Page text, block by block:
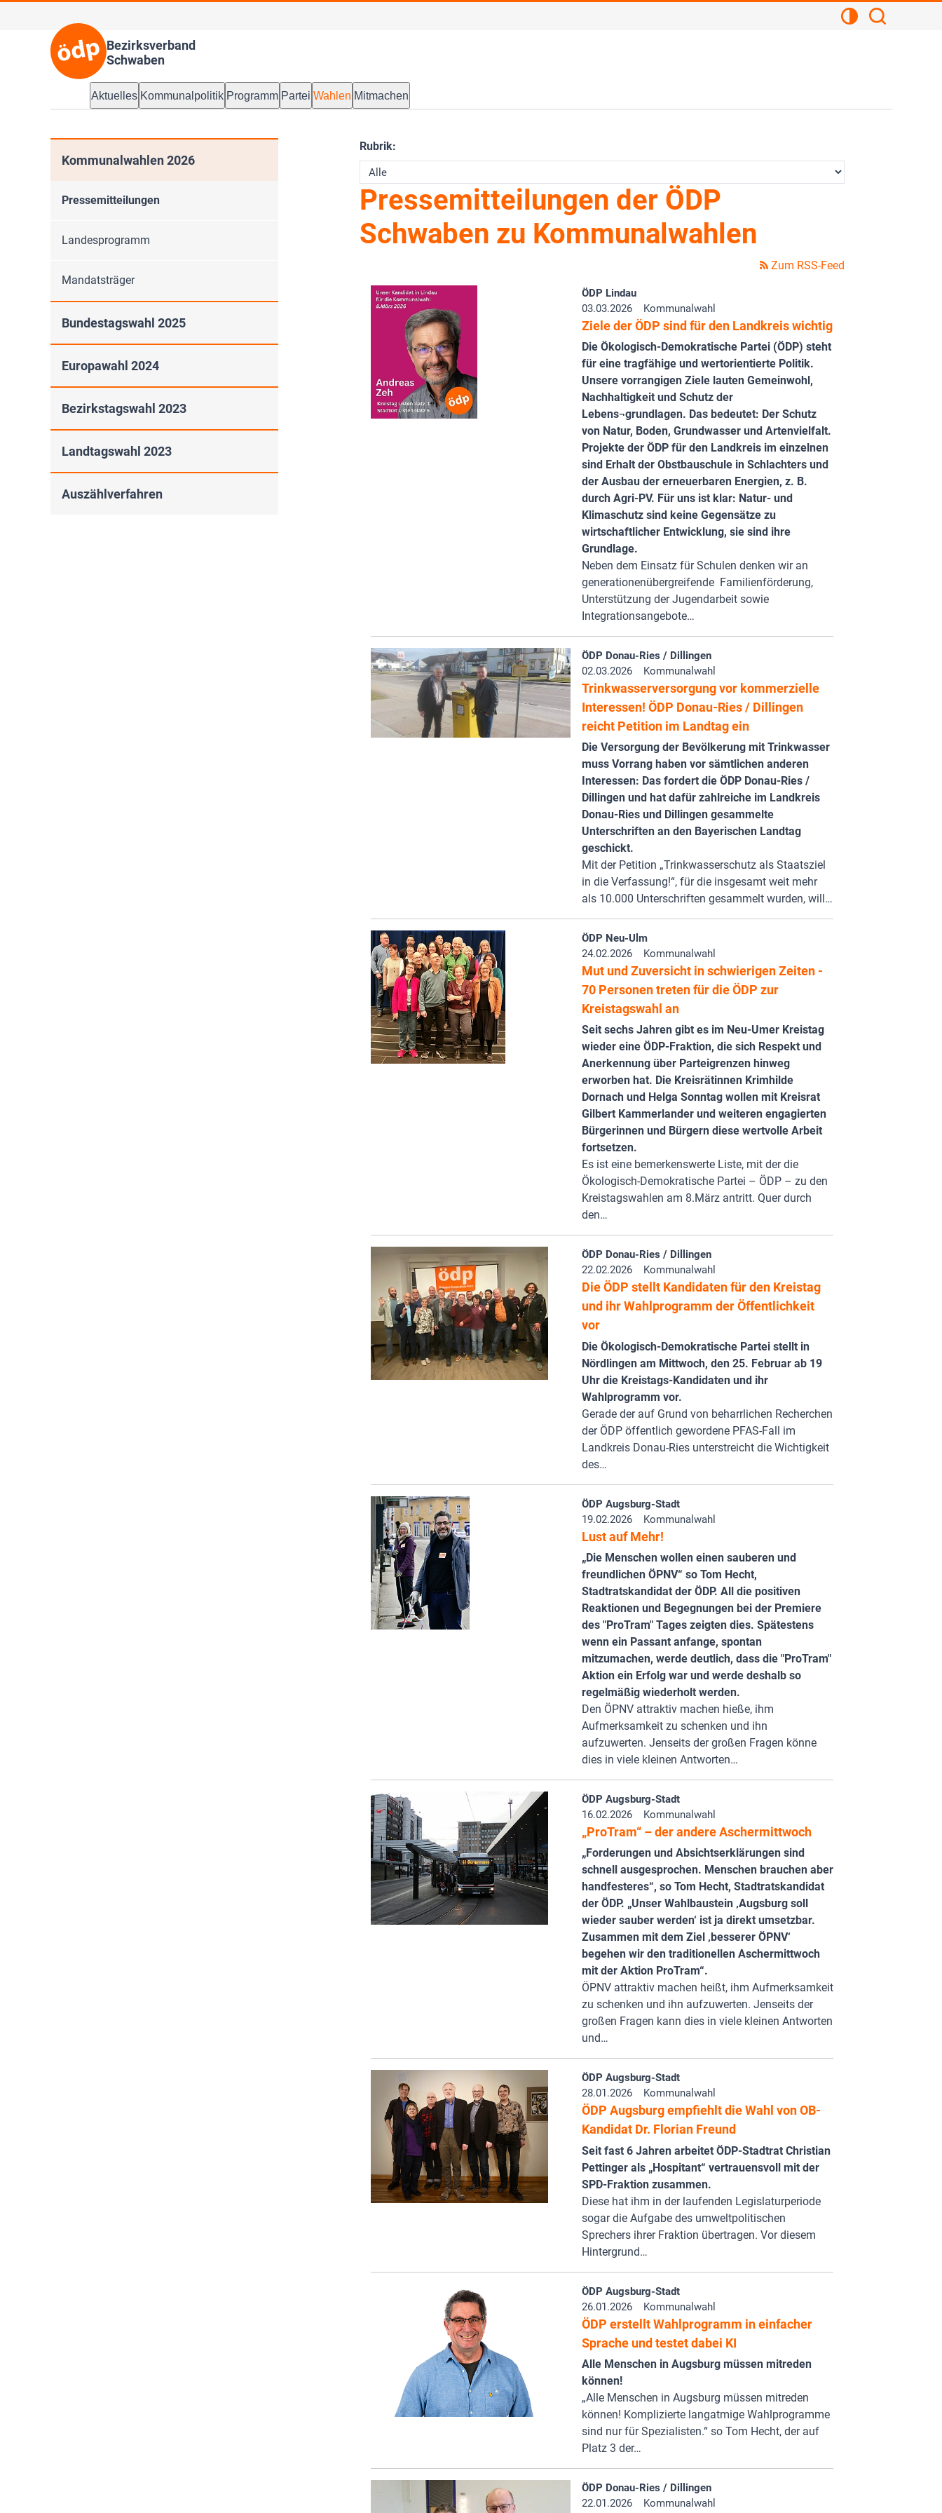
Bezirksverband
Schwaben
Kontrastansicht
Aktuelles Kommunalpolitik Programm Partei Wahlen Mitmachen
Rubrik:
Pressemitteilungen der ÖDP
Schwaben zu Kommunalwahlen
Zum RSS-Feed
ÖDP Lindau
03.03.2026
Kommunalwahl
Ziele der ÖDP sind für den Landkreis wichtig
Die Ökologisch-Demokratische Partei (ÖDP) steht
für eine tragfähige und wertorientierte Politik.
Unsere vorrangigen Ziele lauten Gemeinwohl,
Nachhaltigkeit und Schutz der
Lebens¬grundlagen. Das bedeutet: Der Schutz
von Natur, Boden, Grundwasser und Artenvielfalt.
Projekte der ÖDP für den Landkreis im einzelnen
sind Erhalt der Obstbauschule in Schlachters und
der Ausbau der erneuerbaren Energien, z. B.
durch Agri-PV. Für uns ist klar: Natur- und
Klimaschutz sind keine Gegensätze zu
wirtschaftlicher Entwicklung, sie sind ihre
Grundlage.
Neben dem Einsatz für Schulen denken wir an
generationenübergreifende Familienförderung,
Unterstützung der Jugendarbeit sowie
Integrationsangebote…
ÖDP Donau-Ries / Dillingen
02.03.2026
Kommunalwahl
Trinkwasserversorgung vor kommerzielle
Interessen! ÖDP Donau-Ries / Dillingen
reicht Petition im Landtag ein
Die Versorgung der Bevölkerung mit Trinkwasser
muss Vorrang haben vor sämtlichen anderen
Interessen: Das fordert die ÖDP Donau-Ries /
Dillingen und hat dafür zahlreiche im Landkreis
Donau-Ries und Dillingen gesammelte
Unterschriften an den Bayerischen Landtag
geschickt.
Mit der Petition „Trinkwasserschutz als Staatsziel
in die Verfassung!“, für die insgesamt weit mehr
als 10.000 Unterschriften gesammelt wurden, will…
ÖDP Neu-Ulm
24.02.2026
Kommunalwahl
Mut und Zuversicht in schwierigen Zeiten -
70 Personen treten für die ÖDP zur
Kreistagswahl an
Seit sechs Jahren gibt es im Neu-Umer Kreistag
wieder eine ÖDP-Fraktion, die sich Respekt und
Anerkennung über Parteigrenzen hinweg
erworben hat. Die Kreisrätinnen Krimhilde
Dornach und Helga Sonntag wollen mit Kreisrat
Gilbert Kammerlander und weiteren engagierten
Bürgerinnen und Bürgern diese wertvolle Arbeit
fortsetzen.
Es ist eine bemerkenswerte Liste, mit der die
Ökologisch-Demokratische Partei – ÖDP – zu den
Kreistagswahlen am 8.März antritt. Quer durch
den…
ÖDP Donau-Ries / Dillingen
22.02.2026
Kommunalwahl
Die ÖDP stellt Kandidaten für den Kreistag
und ihr Wahlprogramm der Öffentlichkeit
vor
Die Ökologisch-Demokratische Partei stellt in
Nördlingen am Mittwoch, den 25. Februar ab 19
Uhr die Kreistags-Kandidaten und ihr
Wahlprogramm vor.
Gerade der auf Grund von beharrlichen Recherchen
der ÖDP öffentlich gewordene PFAS-Fall im
Landkreis Donau-Ries unterstreicht die Wichtigkeit
des…
ÖDP Augsburg-Stadt
19.02.2026
Kommunalwahl
Lust auf Mehr!
„Die Menschen wollen einen sauberen und
freundlichen ÖPNV“ so Tom Hecht,
Stadtratskandidat der ÖDP. All die positiven
Reaktionen und Begegnungen bei der Premiere
des "ProTram" Tages zeigten dies. Spätestens
wenn ein Passant anfange, spontan
mitzumachen, werde deutlich, dass die "ProTram"
Aktion ein Erfolg war und werde deshalb so
regelmäßig wiederholt werden.
Den ÖPNV attraktiv machen hieße, ihm
Aufmerksamkeit zu schenken und ihn
aufzuwerten. Jenseits der großen Fragen könne
dies in viele kleinen Antworten…
ÖDP Augsburg-Stadt
16.02.2026
Kommunalwahl
„ProTram“ – der andere Aschermittwoch
„Forderungen und Absichtserklärungen sind
schnell ausgesprochen. Menschen brauchen aber
handfesteres“, so Tom Hecht, Stadtratskandidat
der ÖDP. „Unser Wahlbaustein ‚Augsburg soll
wieder sauber werden‘ ist ja direkt umsetzbar.
Zusammen mit dem Ziel ‚besserer ÖPNV‘
begehen wir den traditionellen Aschermittwoch
mit der Aktion ProTram“.
ÖPNV attraktiv machen heißt, ihm Aufmerksamkeit
zu schenken und ihn aufzuwerten. Jenseits der
großen Fragen kann dies in viele kleinen Antworten
und…
ÖDP Augsburg-Stadt
28.01.2026
Kommunalwahl
ÖDP Augsburg empfiehlt die Wahl von OB-
Kandidat Dr. Florian Freund
Seit fast 6 Jahren arbeitet ÖDP-Stadtrat Christian
Pettinger als „Hospitant“ vertrauensvoll mit der
SPD-Fraktion zusammen.
Diese hat ihm in der laufenden Legislaturperiode
sogar die Aufgabe des umweltpolitischen
Sprechers ihrer Fraktion übertragen. Vor diesem
Hintergrund…
ÖDP Augsburg-Stadt
26.01.2026
Kommunalwahl
ÖDP erstellt Wahlprogramm in einfacher
Sprache und testet dabei KI
Alle Menschen in Augsburg müssen mitreden
können!
„Alle Menschen in Augsburg müssen mitreden
können! Komplizierte langatmige Wahlprogramme
sind nur für Spezialisten.“ so Tom Hecht, der auf
Platz 3 der…
ÖDP Donau-Ries / Dillingen
22.01.2026
Kommunalwahl
Kommunalwahlen 2026
Pressemitteilungen
Landesprogramm
Mandatsträger
Bundestagswahl 2025
Europawahl 2024
Bezirkstagswahl 2023
Landtagswahl 2023
Auszählverfahren